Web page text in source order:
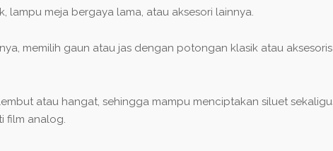
lampu meja bergaya lama, atau aksesori lainnya.
memilih gaun atau jas dengan potongan klasik atau
atau hangat, sehingga mampu menciptakan siluet
film analog.